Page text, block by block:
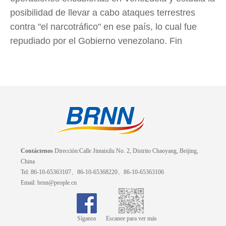
posibilidad de llevar a cabo ataques terrestres
contra "el narcotráfico" en ese país, lo cual fue
repudiado por el Gobierno venezolano. Fin
Contáctenos Dirección:Calle Jintaixilu No. 2, Distrito Chaoyang, Beijing,
China
Tel: 86-10-65363107、86-10-65368220、86-10-65363106
Email: brnn@people.cn
Síganos Escanee para ver más